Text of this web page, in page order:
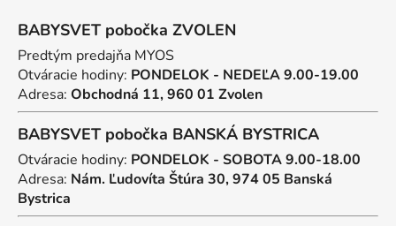
BABYSVET pobočka ZVOLEN
Predtým predajňa MYOS
Otváracie hodiny: PONDELOK - NEDEĽA 9.00-19.00
Adresa: Obchodná 11, 960 01 Zvolen
BABYSVET pobočka BANSKÁ BYSTRICA
Otváracie hodiny: PONDELOK - SOBOTA 9.00-18.00
Adresa: Nám. Ľudovíta Štúra 30, 974 05 Banská
Bystrica